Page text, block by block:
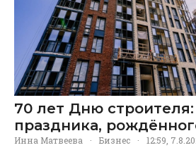
70 лет Дню
праздника,
Инна Матвеева · Бизнес · 12:59,